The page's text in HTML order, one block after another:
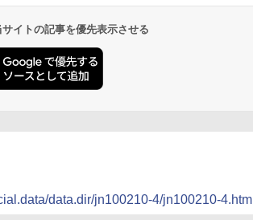
イトの記事を優先表示させる
data.dir/jn100210-4/jn100210-4.html